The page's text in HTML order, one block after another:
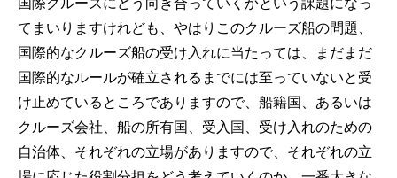
国際クルーズにどう向き合っていくかという課題になっ
てまいりますけれども、やはりこのクルーズ船の問題、
国際的なクルーズ船の受け入れに当たっては、まだまだ
国際的なルールが確立されるまでには至っていないと受
け止めているところでありますので、船籍国、あるいは
クルーズ会社、船の所有国、受入国、受け入れのための
自治体、それぞれの立場がありますので、それぞれの立